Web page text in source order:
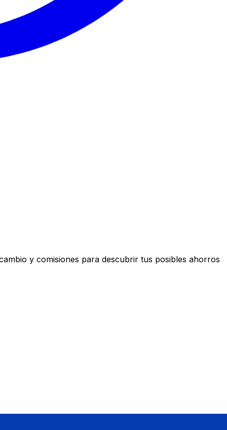
y comisiones para descubrir tus posibles ahorros